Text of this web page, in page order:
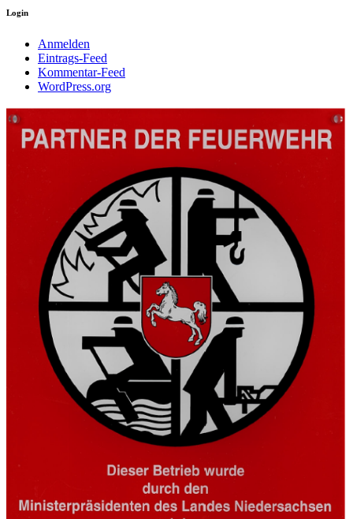
Login
Anmelden
Eintrags-Feed
Kommentar-Feed
WordPress.org